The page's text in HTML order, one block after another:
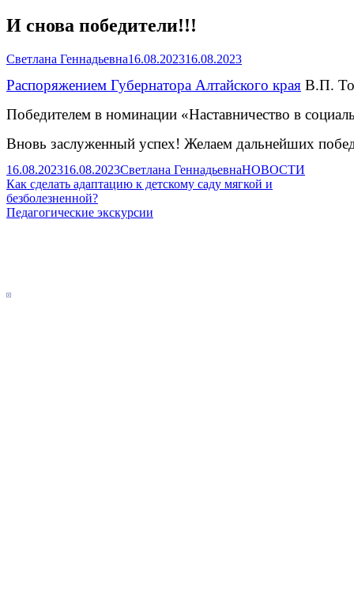
И снова победители!!!
Author
Светлана ГеннадьевнаPublished
16.08.202316.08.2023
Распоряжением Губернатора Алтайского края В.П.
Победителем в номинации «Наставничество в
Вновь заслуженный успех! Желаем дальнейших
Published
on
16.08.202316.08.2023Author
Светлана ГеннадьевнаCategories
НОВОСТИ
Навигация
по
Previous
article:
Как сделать адаптацию к детскому саду мягкой и
безболезненной?
Next
Педагогические экскурсии